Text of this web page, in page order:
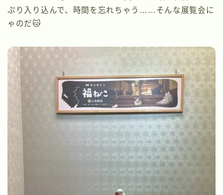
ぷり入り込んで、時間を忘れちゃう……そんな展覧会に
ゃのだ🐱